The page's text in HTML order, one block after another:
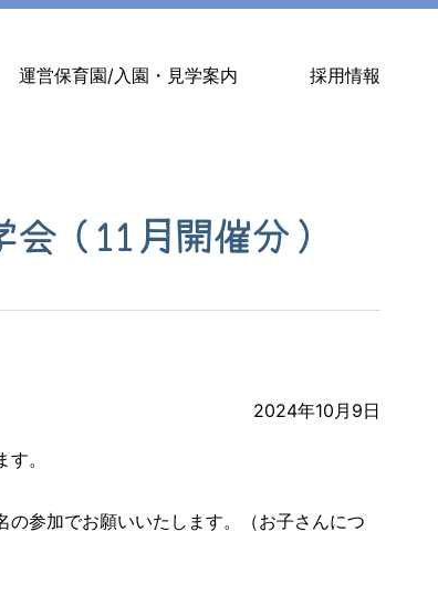
運営保育園/入園・見学案内 採用情報
（11月開催分）
2024年10月9日
。
参加でお願いいたします。（お子さんにつ